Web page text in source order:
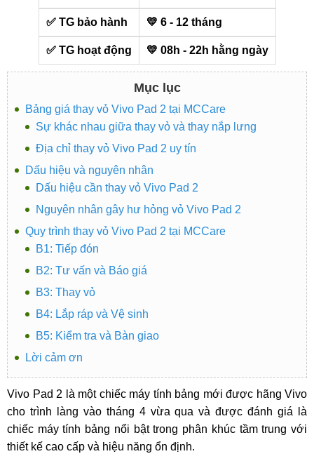
✅ TG bảo hành 💛 6 - 12 tháng
✅ TG hoạt động 💛 08h - 22h hằng ngày
Mục lục
Bảng giá thay vỏ Vivo Pad 2 tại MCCare
Sự khác nhau giữa thay vỏ và thay nắp lưng
Địa chỉ thay vỏ Vivo Pad 2 uy tín
Dấu hiệu và nguyên nhân
Dấu hiệu cần thay vỏ Vivo Pad 2
Nguyên nhân gây hư hỏng vỏ Vivo Pad 2
Quy trình thay vỏ Vivo Pad 2 tại MCCare
B1: Tiếp đón
B2: Tư vấn và Báo giá
B3: Thay vỏ
B4: Lắp ráp và Vệ sinh
B5: Kiểm tra và Bàn giao
Lời cảm ơn
Vivo Pad 2 là một chiếc máy tính bảng mới được hãng Vivo
cho trình làng vào tháng 4 vừa qua và được đánh giá là
chiếc máy tính bảng nổi bật trong phân khúc tầm trung với
thiết kế cao cấp và hiệu năng ổn định.